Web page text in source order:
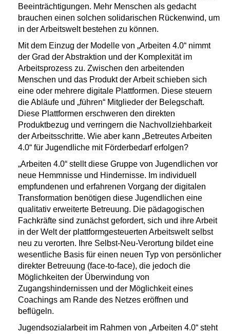
Beeinträchtigungen. Mehr Menschen als gedacht
brauchen einen solchen solidarischen Rückenwind, um
in der Arbeitswelt bestehen zu können.
Mit dem Einzug der Modelle von „Arbeiten 4.0“ nimmt
der Grad der Abstraktion und der Komplexität im
Arbeitsprozess zu. Zwischen den arbeitenden
Menschen und das Produkt der Arbeit schieben sich
eine oder mehrere digitale Plattformen. Diese steuern
die Abläufe und „führen“ Mitglieder der Belegschaft.
Diese Plattformen erschweren den direkten
Produktbezug und verringern die Nachvollziehbarkeit
der Arbeitsschritte. Wie aber kann „Betreutes Arbeiten
4.0“ für Jugendliche mit Förderbedarf erfolgen?
„Arbeiten 4.0“ stellt diese Gruppe von Jugendlichen vor
neue Hemmnisse und Hindernisse. Im individuell
empfundenen und erfahrenen Vorgang der digitalen
Transformation benötigen diese Jugendlichen eine
qualitativ erweiterte Betreuung. Die pädagogischen
Fachkräfte sind zunächst gefordert, sich und ihre Arbeit
in der Welt der plattformgesteuerten Arbeitswelt selbst
neu zu verorten. Ihre Selbst-Neu-Verortung bildet eine
wesentliche Basis für einen neuen Typ von persönlicher
direkter Betreuung (face-to-face), die jedoch die
Möglichkeiten der Überwindung von
Zugangshindernissen und der Möglichkeit eines
Coachings am Rande des Netzes eröffnen und
beflügeln.
Jugendsozialarbeit im Rahmen von „Arbeiten 4.0“ steht